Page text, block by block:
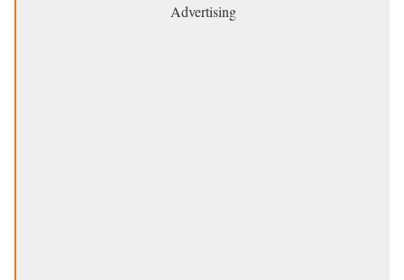
Advertising